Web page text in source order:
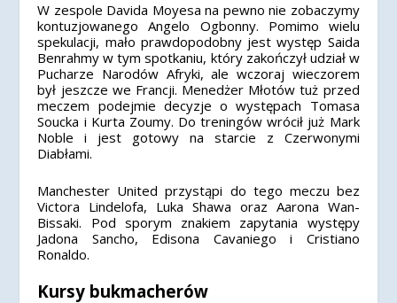
W zespole Davida Moyesa na pewno nie zobaczymy
kontuzjowanego Angelo Ogbonny. Pomimo wielu
spekulacji, mało prawdopodobny jest występ Saida
Benrahmy w tym spotkaniu, który zakończył udział w
Pucharze Narodów Afryki, ale wczoraj wieczorem
był jeszcze we Francji. Menedżer Młotów tuż przed
meczem podejmie decyzje o występach Tomasa
Soucka i Kurta Zoumy. Do treningów wrócił już Mark
Noble i jest gotowy na starcie z Czerwonymi
Diabłami.
Manchester United przystąpi do tego meczu bez
Victora Lindelofa, Luka Shawa oraz Aarona Wan-
Bissaki. Pod sporym znakiem zapytania występy
Jadona Sancho, Edisona Cavaniego i Cristiano
Ronaldo.
Kursy bukmacherów